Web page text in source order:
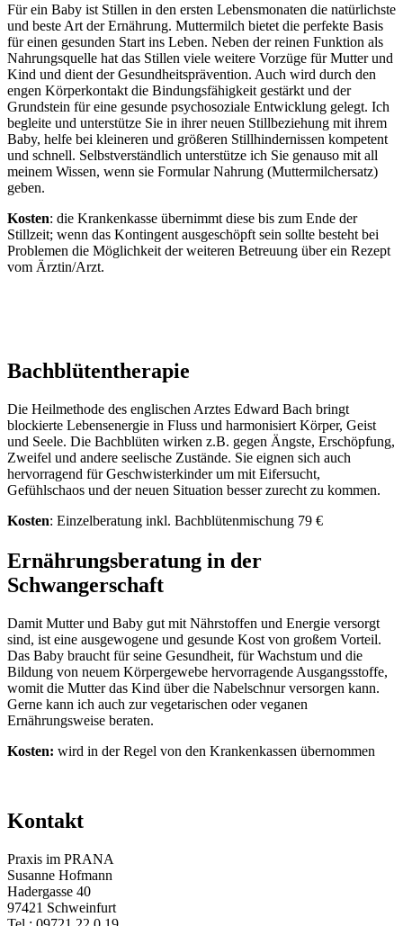
Für ein Baby ist Stillen in den ersten Lebensmonaten die natürlichste
und beste Art der Ernährung. Muttermilch bietet die perfekte Basis
für einen gesunden Start ins Leben. Neben der reinen Funktion als
Nahrungsquelle hat das Stillen viele weitere Vorzüge für Mutter und
Kind und dient der Gesundheitsprävention. Auch wird durch den
engen Körperkontakt die Bindungsfähigkeit gestärkt und der
Grundstein für eine gesunde psychosoziale Entwicklung gelegt. Ich
begleite und unterstütze Sie in ihrer neuen Stillbeziehung mit ihrem
Baby, helfe bei kleineren und größeren Stillhindernissen kompetent
und schnell. Selbstverständlich unterstütze ich Sie genauso mit all
meinem Wissen, wenn sie Formular Nahrung (Muttermilchersatz)
geben.
Kosten: die Krankenkasse übernimmt diese bis zum Ende der
Stillzeit; wenn das Kontingent ausgeschöpft sein sollte besteht bei
Problemen die Möglichkeit der weiteren Betreuung über ein Rezept
vom Ärztin/Arzt.
Bachblütentherapie
Die Heilmethode des englischen Arztes Edward Bach bringt
blockierte Lebensenergie in Fluss und harmonisiert Körper, Geist
und Seele. Die Bachblüten wirken z.B. gegen Ängste, Erschöpfung,
Zweifel und andere seelische Zustände. Sie eignen sich auch
hervorragend für Geschwisterkinder um mit Eifersucht,
Gefühlschaos und der neuen Situation besser zurecht zu kommen.
Kosten: Einzelberatung inkl. Bachblütenmischung 79 €
Ernährungsberatung in der
Schwangerschaft
Damit Mutter und Baby gut mit Nährstoffen und Energie versorgt
sind, ist eine ausgewogene und gesunde Kost von großem Vorteil.
Das Baby braucht für seine Gesundheit, für Wachstum und die
Bildung von neuem Körpergewebe hervorragende Ausgangsstoffe,
womit die Mutter das Kind über die Nabelschnur versorgen kann.
Gerne kann ich auch zur vegetarischen oder veganen
Ernährungsweise beraten.
Kosten: wird in der Regel von den Krankenkassen übernommen
Kontakt
Praxis im PRANA
Susanne Hofmann
Hadergasse 40
97421 Schweinfurt